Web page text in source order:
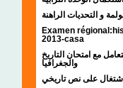
و التحديات الراهنة
Examen
2013-casa
مع امتحان التاريخ
والجغرافيا
على نص تاريخي